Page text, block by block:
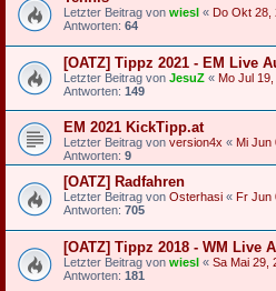
Letzter Beitrag von wiesl « Do Okt 28,
Antworten: 64
[OATZ] Tippz 2021 - EM Live
Letzter Beitrag von JesuZ « Mo Jul
Antworten: 149
EM 2021 KickTipp.at
Letzter Beitrag von version4x « Mi Jun
Antworten: 9
[OATZ] Radfahren
Letzter Beitrag von Osterhasi « Fr Jun
Antworten: 705
[OATZ] Tippz 2018 - WM Live
Letzter Beitrag von wiesl « Sa Mai 29,
Antworten: 181